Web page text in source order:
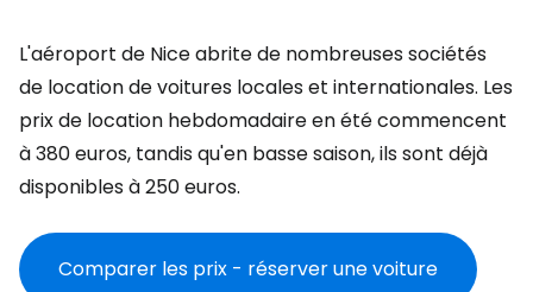
L'aéroport de Nice abrite de nombreuses sociétés
de location de voitures locales et internationales. Les
prix de location hebdomadaire en été commencent
à 380 euros, tandis qu'en basse saison, ils sont déjà
disponibles à 250 euros.
Comparer les prix - réserver une voiture